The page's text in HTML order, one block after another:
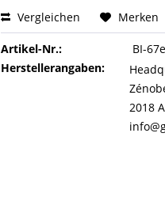
Vergleichen Merken
Artikel-Nr.:
BI-
Herstellerangaben:
2018